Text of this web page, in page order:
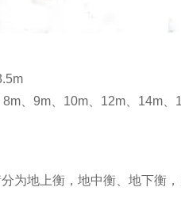
、9m、10m、12m、14m
为地上衡，地中衡、地下衡